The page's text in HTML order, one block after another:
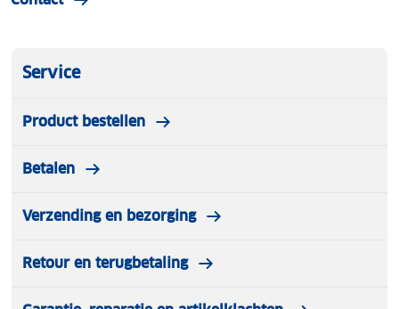
Service
Product bestellen
Betalen
Verzending en bezorging
Retour en terugbetaling